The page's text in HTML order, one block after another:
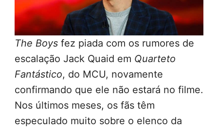
The Boys fez piada com os rumores de
escalação Jack Quaid em Quarteto
Fantástico, do MCU, novamente
confirmando que ele não estará no filme.
Nos últimos meses, os fãs têm
especulado muito sobre o elenco da